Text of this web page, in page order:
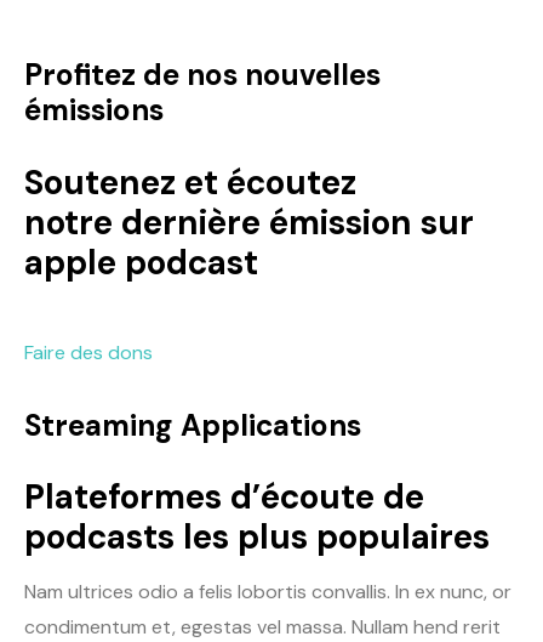
Profitez de nos nouvelles
émissions
Soutenez et écoutez
notre dernière émission sur
apple podcast
Faire des dons
Streaming Applications
Plateformes d’écoute de
podcasts les plus populaires
Nam ultrices odio a felis lobortis convallis. In ex nunc, or
condimentum et, egestas vel massa. Nullam hend rerit